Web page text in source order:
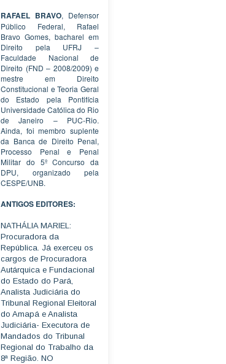
RAFAEL BRAVO, Defensor
Público Federal, Rafael
Bravo Gomes, bacharel em
Direito pela UFRJ –
Faculdade Nacional de
Direito (FND – 2008/2009) e
mestre em Direito
Constitucional e Teoria Geral
do Estado pela Pontifícia
Universidade Católica do Rio
de Janeiro – PUC-Rio.
Ainda, foi membro suplente
da Banca de Direito Penal,
Processo Penal e Penal
Militar do 5º Concurso da
DPU, organizado pela
CESPE/UNB.
ANTIGOS EDITORES:
NATHÁLIA MARIEL:
Procuradora da
República. Já exerceu os
cargos de Procuradora
Autárquica e Fundacional
do Estado do Pará,
Analista Judiciária do
Tribunal Regional Eleitoral
do Amapá e Analista
Judiciária- Executora de
Mandados do Tribunal
Regional do Trabalho da
8ª Região. NO